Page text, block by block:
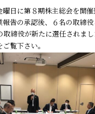
日に第８期株主総会を開催
告の承認後、６名の取締
締役が新たに選任されまし
ご覧下さい。